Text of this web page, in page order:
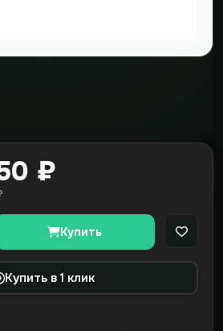
₽
Купить В
Купить в 1 клик